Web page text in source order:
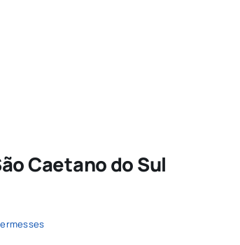
Caetano do Sul